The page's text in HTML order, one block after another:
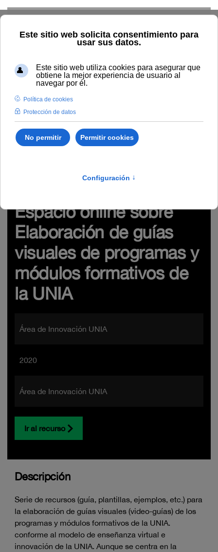
Inicio Innovación
Conocimiento abierto y difusión
Recursos Educativos en abierto
Espacio online sobre Elaboración de guías visuales de
programas y módulos formativos de la UNIA
plantillas, recursos complementarios
Espacio online sobre
Elaboración de guías
visuales de programas y
módulos formativos de
la UNIA
Área de Innovación UNIA
2020
Área de Innovación UNIA
Ir al recurso
Descripción
Serie de recursos (guía, plantillas, ejemplos, etc.) para
la elaboración de guías visuales (video-guías) de los
programas y módulos formativos de la UNIA.
conforme al modelo de enseñanza virtual e
innovación de la UNIA. Aunque se centra en la